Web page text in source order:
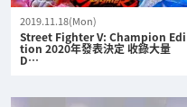
2019.11.18(Mon)
Street Fighter V: Champion Edi
tion 2020年發表決定 收錄大量
D…